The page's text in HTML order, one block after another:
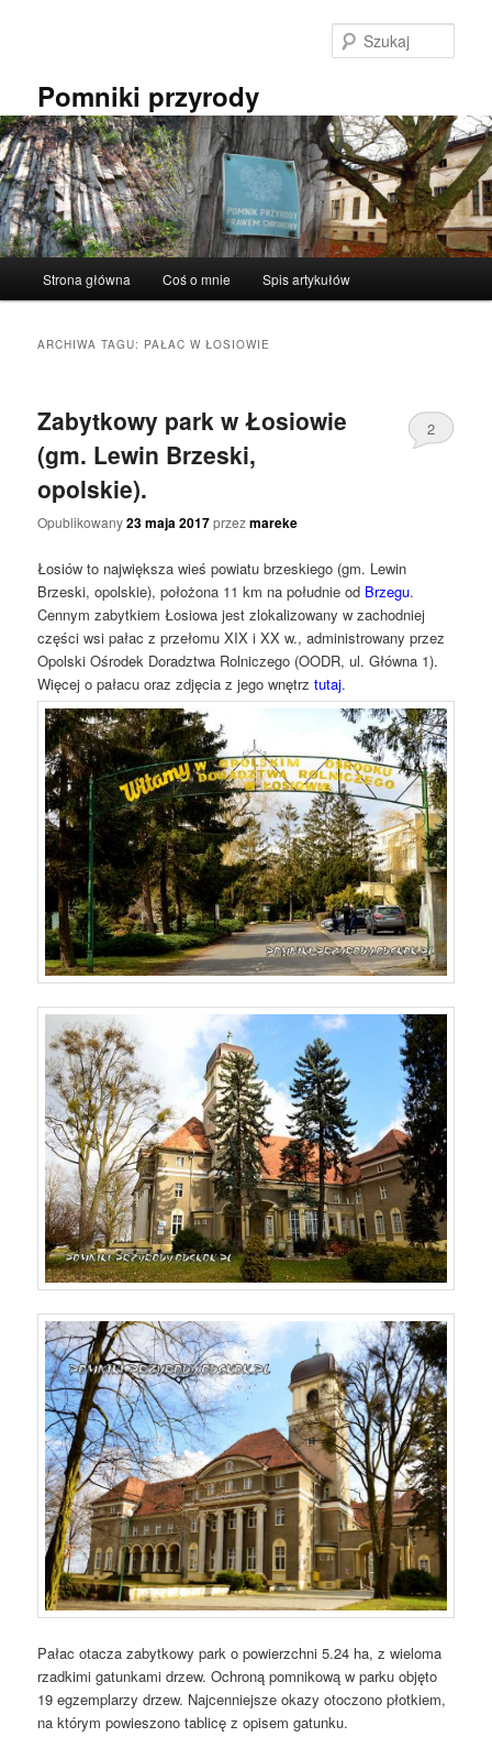
Pomniki przyrody
Strona główna Coś o mnie Spis artykułów
ARCHIWA TAGU: PAŁAC W ŁOSIOWIE
Zabytkowy park w Łosiowie
(gm. Lewin Brzeski,
opolskie).
Opublikowany23 maja 2017przezmareke
2
Łosiów to największa wieś powiatu brzeskiego (gm. Lewin
Brzeski, opolskie), położona 11 km na południe od Brzegu.
Cennym zabytkiem Łosiowa jest zlokalizowany w zachodniej
części wsi pałac z przełomu XIX i XX w., administrowany przez
Opolski Ośrodek Doradztwa Rolniczego (OODR, ul. Główna 1).
Więcej o pałacu oraz zdjęcia z jego wnętrztutaj.
Pałac otacza zabytkowy park o powierzchni 5.24 ha, z wieloma
rzadkimi gatunkami drzew. Ochroną pomnikową w parku objęto
19 egzemplarzy drzew. Najcenniejsze okazy otoczono płotkiem,
na którym powieszono tablicę z opisem gatunku.